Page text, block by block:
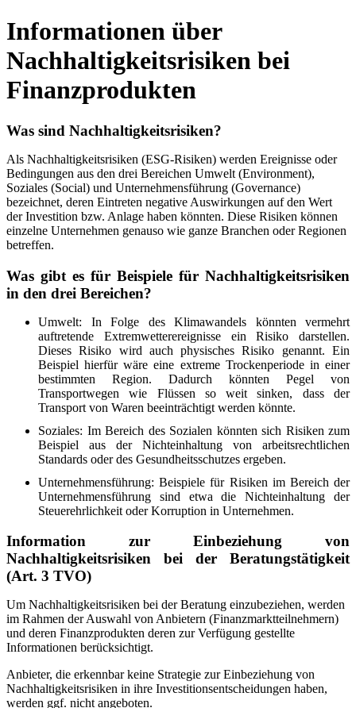
Informationen über
Nachhaltigkeitsrisiken bei
Finanzprodukten
Was sind Nachhaltigkeitsrisiken?
Als Nachhaltigkeitsrisiken (ESG-Risiken) werden Ereignisse oder
Bedingungen aus den drei Bereichen Umwelt (Environment),
Soziales (Social) und Unternehmensführung (Governance)
bezeichnet, deren Eintreten negative Auswirkungen auf den Wert
der Investition bzw. Anlage haben könnten. Diese Risiken können
einzelne Unternehmen genauso wie ganze Branchen oder Regionen
betreffen.
Was gibt es für Beispiele für Nachhaltigkeitsrisiken
in den drei Bereichen?
Umwelt: In Folge des Klimawandels könnten vermehrt
auftretende Extremwetterereignisse ein Risiko darstellen.
Dieses Risiko wird auch physisches Risiko genannt. Ein
Beispiel hierfür wäre eine extreme Trockenperiode in einer
bestimmten Region. Dadurch könnten Pegel von
Transportwegen wie Flüssen so weit sinken, dass der
Transport von Waren beeinträchtigt werden könnte.
Soziales: Im Bereich des Sozialen könnten sich Risiken zum
Beispiel aus der Nichteinhaltung von arbeitsrechtlichen
Standards oder des Gesundheitsschutzes ergeben.
Unternehmensführung: Beispiele für Risiken im Bereich der
Unternehmensführung sind etwa die Nichteinhaltung der
Steuerehrlichkeit oder Korruption in Unternehmen.
Information zur Einbeziehung von
Nachhaltigkeitsrisiken bei der Beratungstätigkeit
(Art. 3 TVO)
Um Nachhaltigkeitsrisiken bei der Beratung einzubeziehen, werden
im Rahmen der Auswahl von Anbietern (Finanzmarktteilnehmern)
und deren Finanzprodukten deren zur Verfügung gestellte
Informationen berücksichtigt.
Anbieter, die erkennbar keine Strategie zur Einbeziehung von
Nachhaltigkeitsrisiken in ihre Investitionsentscheidungen haben,
werden ggf. nicht angeboten.